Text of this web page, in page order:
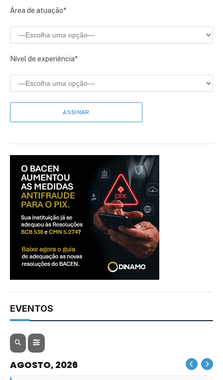
Área de atuação*
Nível de experiência*
EVENTOS
AGOSTO, 2026